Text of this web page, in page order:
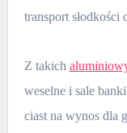
transport
Z takich
weselne i sale
ciast na wynos dla